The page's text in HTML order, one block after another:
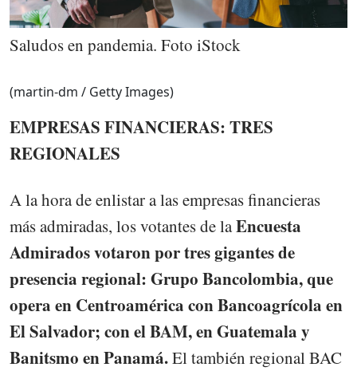
Saludos en pandemia. Foto iStock
(martin-dm / Getty Images)
EMPRESAS FINANCIERAS: TRES
REGIONALES
A la hora de enlistar a las empresas financieras
más admiradas, los votantes de laEncuesta
Admirados votaron por tres gigantes de
presencia regional: Grupo Bancolombia, que
opera en Centroamérica con Bancoagrícola en
El Salvador; con el BAM, en Guatemala y
Banitsmo en Panamá.El también regional BAC